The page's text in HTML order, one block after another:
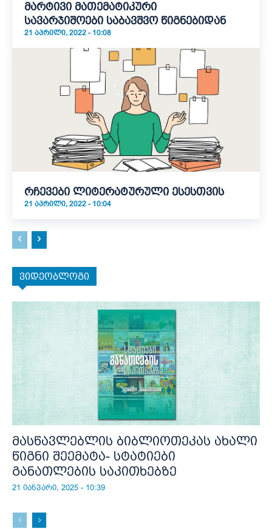
მარტივი მათემატიკური
სავარჯიშოები საბავშვო წიგნებიდან
21 ᲐᲞᲠᲘᲚᲘ, 2022 - 10:08
რჩევები ლიტერატურული ესესთვის
21 ᲐᲞᲠᲘᲚᲘ, 2022 - 10:04
ვიდეობლოგი
მასწავლებლის ბიბლიოთეკას ახალი
წიგნი შეემატა- სტატიები
განათლების საკითხებზე
21 იანვარი, 2025 - 10:39